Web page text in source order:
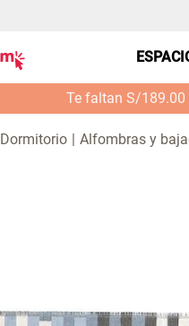
Te faltan S/189.00
Dormitorio Alfombras y